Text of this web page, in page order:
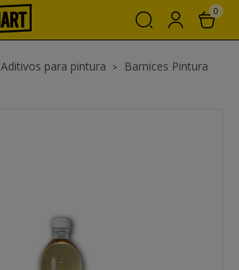
0
Aditivos para pintura Barnices Pintura